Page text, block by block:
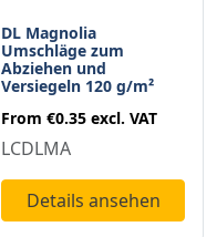
DL Magnolia
Umschläge zum
Abziehen und
Versiegeln 120 g/m²
From €0.35 excl. VAT
LCDLMA
Details ansehen